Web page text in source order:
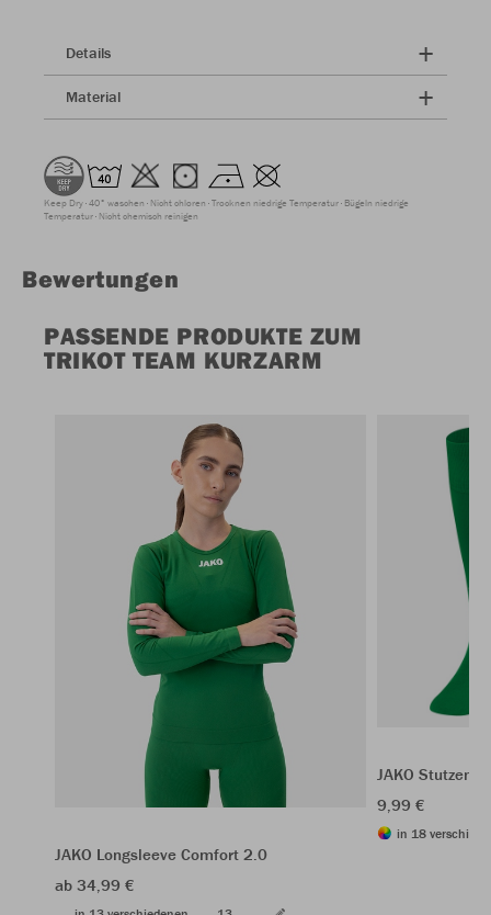
Details
Material
Keep Dry 40° waschen Nicht chloren Trocknen niedrige Temperatur Bügeln niedrige
Temperatur Nicht chemisch reinigen
Bewertungen
PASSENDE PRODUKTE ZUM
TRIKOT TEAM KURZARM
JAKO Longsleeve Comfort 2.0
ab 34,99 €
JAKO
9,99 €
in 18